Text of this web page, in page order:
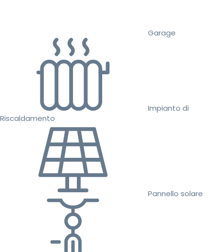
Garage
Impianto di
Riscaldamento
Pannello solare